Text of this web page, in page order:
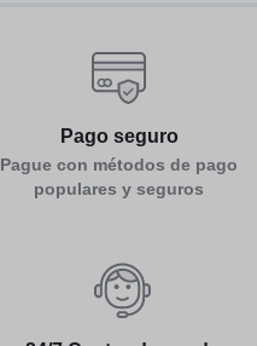
Pago seguro
Pague con métodos de pago
populares y seguros